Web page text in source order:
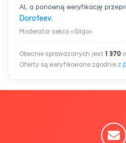
AI, a ponowną weryfikację
Dorofeev.
Moderator sekcji «Sligo»
Obecnie sprawdzanych jest 1 370
Oferty są weryfikowane zgodnie z